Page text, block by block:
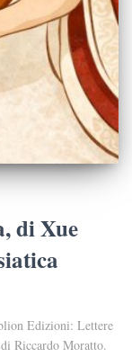
di Xue
Edizioni: Lettere
Riccardo Moratto.